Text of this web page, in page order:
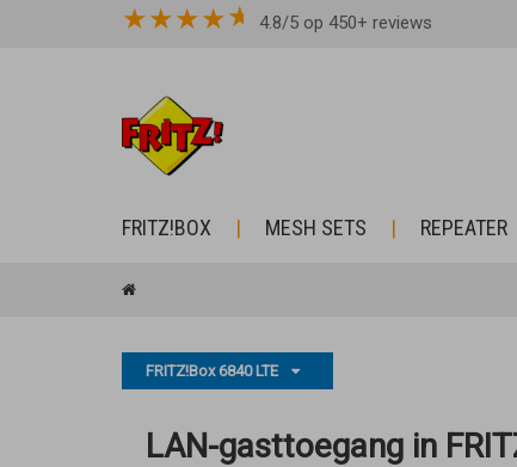
★★★★ 4.8/5 op 450+ reviews
FRITZ!BOX MESH SETS REPEATER
FRITZ!Box 6840 LTE
LAN-gasttoegang in